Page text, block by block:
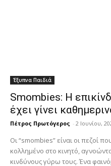
Έξυπνα Παιδιά
Smombies: Η
έχει γίνει
Πέτρος Πρωτόγερος - 2 Ιουνίου,
Οι “smombies” είναι οι πεζοί
κολλημένο στο κινητό,
κινδύνους γύρω τους. Ένα